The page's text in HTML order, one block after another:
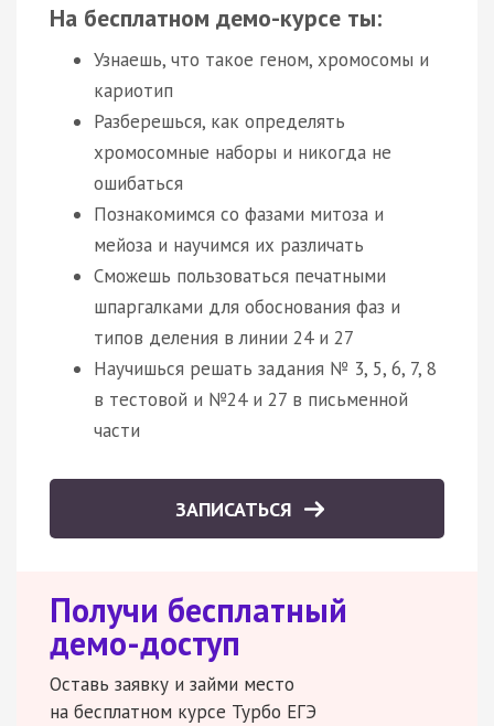
На бесплатном демо-курсе ты:
Узнаешь, что такое геном, хромосомы и
кариотип
Разберешься, как определять
хромосомные наборы и никогда не
ошибаться
Познакомимся со фазами митоза и
мейоза и научимся их различать
Сможешь пользоваться печатными
шпаргалками для обоснования фаз и
типов деления в линии 24 и 27
Научишься решать задания № 3, 5, 6, 7, 8
в тестовой и №24 и 27 в письменной
части
ЗАПИСАТЬСЯ
Получи бесплатный
демо-доступ
Оставь заявку и займи место
на бесплатном курсе Турбо ЕГЭ